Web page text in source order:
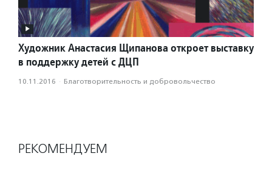
Художник Анастасия Щипанова откроет выставку
в поддержку детей с ДЦП
10.11.2016 · Благотвори­тель­ность и доброволь­чест­во
РЕКОМЕНДУЕМ